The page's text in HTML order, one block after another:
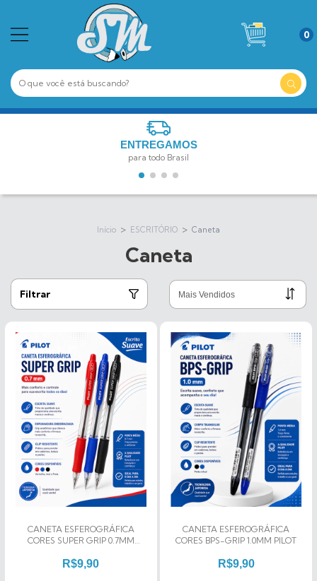
0
ENTREGAMOS
para todo Brasil
Início > ESCRITÓRIO > Caneta
Caneta
Filtrar
CANETA ESFEROGRÁFICA
CORES SUPER GRIP 0.7MM
R$9,90
CANETA ESFEROGRÁFICA
CORES BPS-GRIP 1.0MM PILOT
R$9,90